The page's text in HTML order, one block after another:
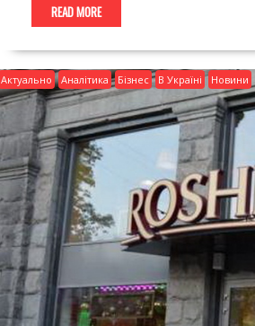
READ MORE
Актуально Аналітика Бізнес В Україні Новини